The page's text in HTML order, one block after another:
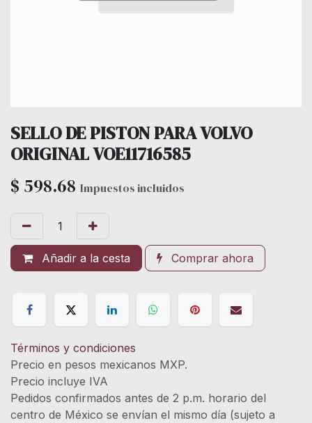
SELLO DE PISTON PARA VOLVO
ORIGINAL VOE11716585
$ 598.68 Impuestos incluidos
Añadir a la cesta Comprar ahora
Términos y condiciones
Precio en pesos mexicanos MXP.
Precio incluye IVA
Pedidos confirmados antes de 2 p.m. horario del
centro de México se envían el mismo día (sujeto a